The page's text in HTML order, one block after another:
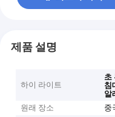
제품 설명
하이 라이트
초
침
알
원래 장소
중